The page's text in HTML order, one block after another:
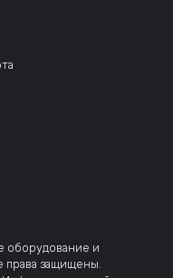
оборудование и
права защищены.